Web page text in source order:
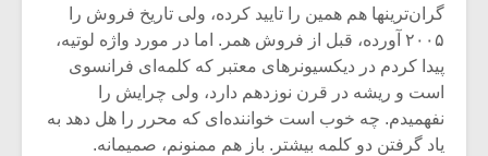
گران‌ترینها هم همین را تایید کرده، ولی تاریخ فروش را
۲۰۰۵ آورده، قبل از فروش همر. اما در مورد واژه لوتیه،
پیدا کردم در دیکسیونرهای معتبر که کلمه‌ای فرانسوی
است و ریشه در قرن نوزدهم دارد، ولی چرایش را
نفهمیدم. چه خوب است خواننده‌ای که محرر را هل دهد به
یاد گرفتن دو کلمه بیشتر. باز هم ممنونم، صمیمانه.